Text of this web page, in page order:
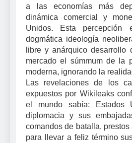
a las economías más
dinámica comercial y
Unidos. Esta
dogmática ideología
libre y anárquico desarrollo
mercado el súmmum de la
moderna, ignorando la
Las revelaciones de los
expuestos por Wikileaks
el mundo sabía: Estados
diplomacia y sus
comandos de batalla,
para llevar a feliz término